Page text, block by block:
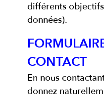
différents
données).
CONTACT
En nous
donnez